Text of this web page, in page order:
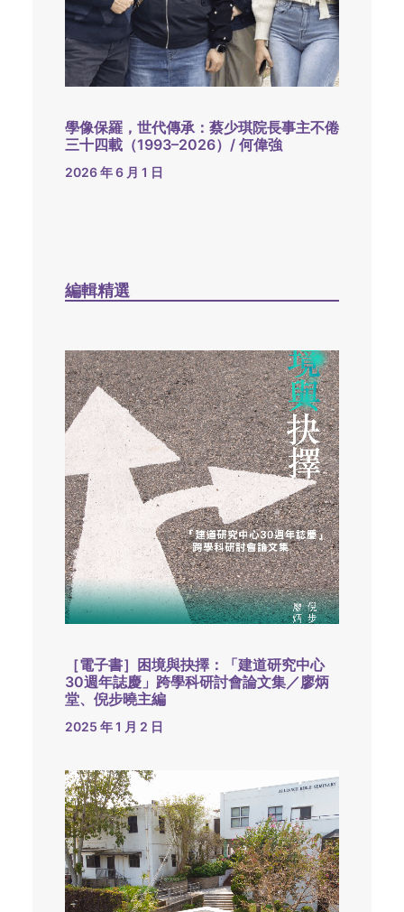
學像保羅，世代傳承：蔡少琪院長事主不倦
三十四載（1993–2026）/ 何偉強
2026 年 6 月 1 日
編輯精選
［電子書］困境與抉擇：「建道研究中心
30週年誌慶」跨學科研討會論文集／廖炳
堂、倪步曉主編
2025 年 1 月 2 日